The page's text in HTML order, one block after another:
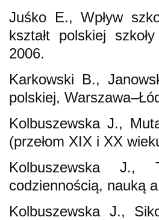
Juśko E., Wpływ
kształt polskiej
2006.
Karkowski B.,
polskiej,
Kolbuszewska J.,
(przełom XIX i XX
Kolbuszewska J.,
codziennością, nauką
Kolbuszewska J.,